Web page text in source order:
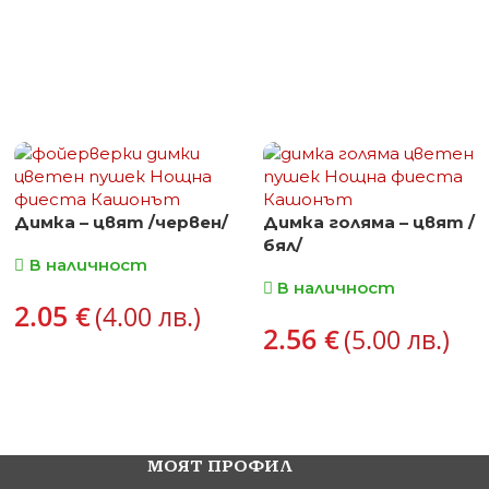
Димка – цвят /червен/
В наличност
2.05€(4.00 лв.)
Димка голяма – цвят /
бял/
В наличност
2.56 €(5.00 лв.)
МОЯТ ПРОФИЛ